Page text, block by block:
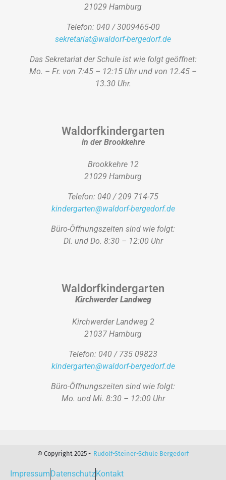
21029 Hamburg
Telefon: 040 / 3009465-00
sekretariat@waldorf-bergedorf.de
Das Sekretariat der Schule ist wie folgt geöffnet:
Mo. – Fr. von 7:45 – 12:15 Uhr und von 12.45 –
13.30 Uhr.
Waldorfkindergarten
in der Brookkehre
Brookkehre 12
21029 Hamburg
Telefon: 040 / 209 714-75
kindergarten@waldorf-bergedorf.de
Büro-Öffnungszeiten sind wie folgt:
Di. und Do. 8:30 – 12:00 Uhr
Waldorfkindergarten
Kirchwerder Landweg
Kirchwerder Landweg 2
21037 Hamburg
Telefon: 040 / 735 09823
kindergarten@waldorf-bergedorf.de
Büro-Öffnungszeiten sind wie folgt:
Mo. und Mi. 8:30 – 12:00 Uhr
© Copyright 2025 - Rudolf-Steiner-Schule Bergedorf
ImpressumDatenschutzKontakt